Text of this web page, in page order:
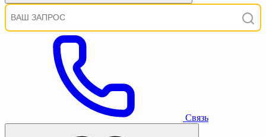
Связь